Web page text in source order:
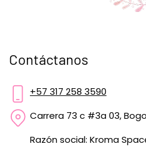
Contáctanos
+57 317 258 3590
Carrera 73 c #3a 03,
Razón social: Kroma